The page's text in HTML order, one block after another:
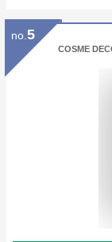
no. 5